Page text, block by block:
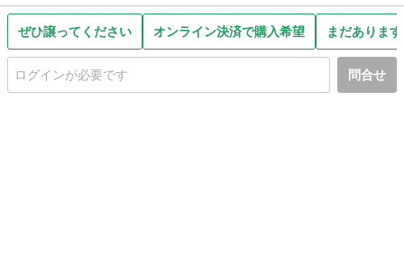
ぜひ譲ってください オンライン決済で購入希望 まだありま
問合せ